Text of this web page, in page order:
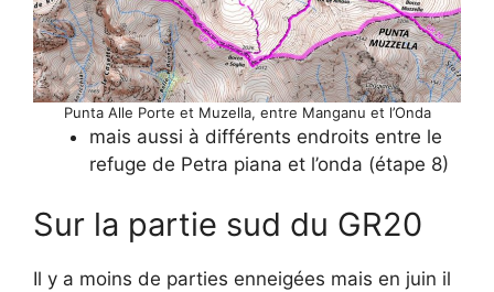
Punta Alle Porte et Muzella, entre Manganu et l’Onda
mais aussi à différents endroits entre le
refuge de Petra piana et l’onda (étape 8)
Sur la partie sud du GR20
Il y a moins de parties enneigées mais en juin il